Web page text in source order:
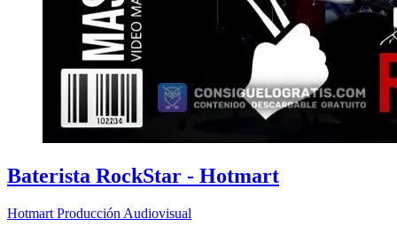
Baterista RockStar - Hotmart
Hotmart Producción Audiovisual